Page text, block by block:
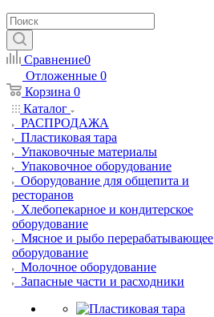
Сравнение0
Отложенные 0
Корзина 0
Каталог
РАСПРОДАЖА
Пластиковая тара
Упаковочные материалы
Упаковочное оборудование
Оборудование для общепита и
ресторанов
Хлебопекарное и кондитерское
оборудование
Мясное и рыбо перерабатывающее
оборудование
Молочное оборудование
Запасные части и расходники